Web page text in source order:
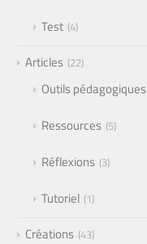
Test 4
Articles 22
Outils pédagogiques
Ressources 5
Réflexions 3
Tutoriel 1
Créations 43